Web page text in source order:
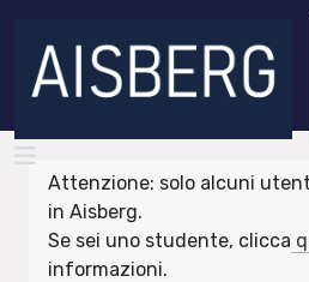
Attenzione: solo alcuni
in Aisberg.
Se sei uno studente, clicca
informazioni.